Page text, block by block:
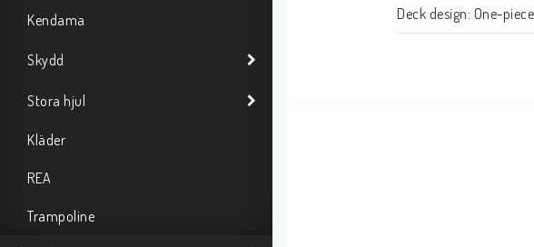
Kendama
Skydd
Stora hjul
Kläder
REA
Trampoline
Deck design: One-piece
Dropout Form: Box-